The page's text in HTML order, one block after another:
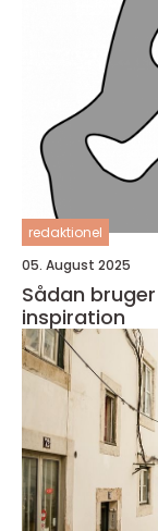
redaktionel
05. August 2025
Sådan
inspiration